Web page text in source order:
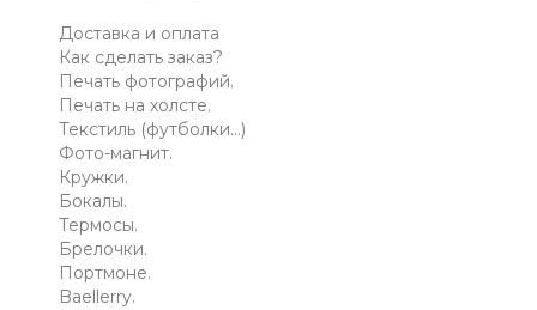
Доставка и оплата
Как сделать заказ?
Печать фотографий.
Печать на холсте.
Текстиль (футболки...)
Фото-магнит.
Кружки.
Бокалы.
Термосы.
Брелочки.
Портмоне.
Baellerry.